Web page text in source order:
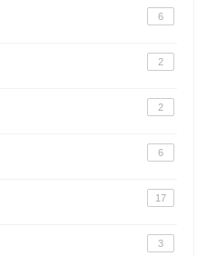
6
2
2
6
17
3